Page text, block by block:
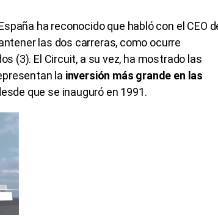
ha reconocido que habló con el CEO
las dos carreras, como ocurre
(3). El Circuit, a su vez, ha mostrado las
la inversión más grande en las
que se inauguró en 1991.